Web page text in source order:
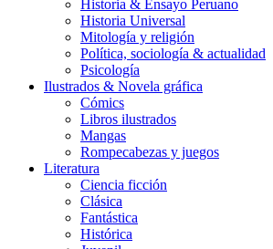
Historia & Ensayo Peruano
Historia Universal
Mitología y religión
Política, sociología & actualidad
Psicología
Ilustrados & Novela gráfica
Cómics
Libros ilustrados
Mangas
Rompecabezas y juegos
Literatura
Ciencia ficción
Clásica
Fantástica
Histórica